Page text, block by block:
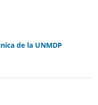
de la UNMDP